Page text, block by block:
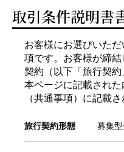
取引条件説明書
お客様にお選びいた
項です。お客様が締
契約（以下「旅行契約
本ページに記載され
（共通事項）に記載
旅行契約形態 募集